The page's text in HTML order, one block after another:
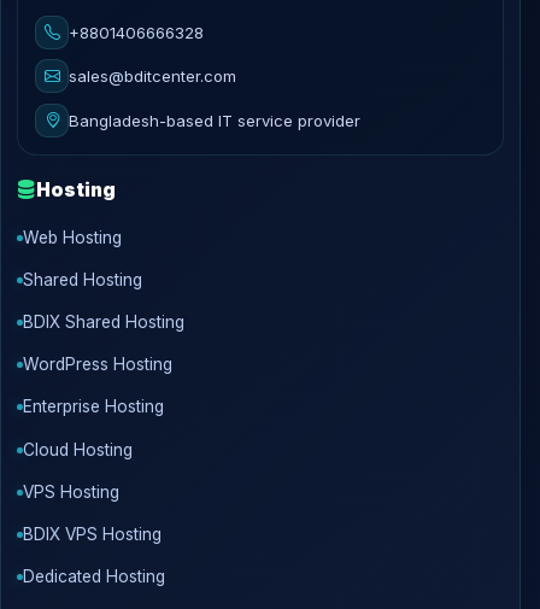
+8801406666328
sales@bditcenter.com
Bangladesh-based IT service provider
Hosting
Web Hosting
Shared Hosting
BDIX Shared Hosting
WordPress Hosting
Enterprise Hosting
Cloud Hosting
VPS Hosting
BDIX VPS Hosting
Dedicated Hosting